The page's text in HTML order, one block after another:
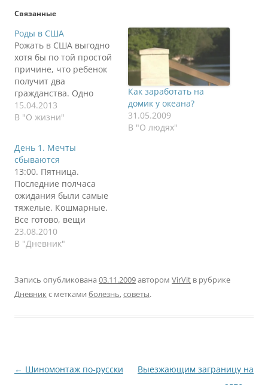
Связанные
Роды в США
Рожать в США выгодно
хотя бы по той простой
причине, что ребенок
получит два
гражданства. Одно
американское, второе
русское. С первым
становятся открытыми
без визы. Но обо всем
по-порядку. Допустим
вы забеременели.
Неважно где это
случилось, но вы
оказались у местного
гинеколога и диагноз
подтвердили. Будьте…
15.04.2013
В "О жизни"
Как заработать на
домик у океана?
31.05.2009
В "О людях"
День 1. Мечты
сбываются
13:00. Пятница.
Последние полчаса
ожидания были самые
тяжелые. Кошмарные.
Все готово, вещи
упакованы, а ты ждешь
остальных.
вещи в машину,
похлопываешь себя по
все к черту.…
23.08.2010
В "Дневник"
Запись опубликована 03.11.2009автором VirVit в рубрике
Дневникс метками болезнь,советы.
Навигация
← Шиномонтаж по-русски
Выезжающим заграницу на